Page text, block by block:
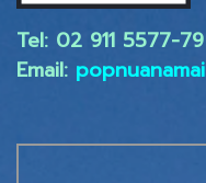
Tel: 02 ​911 5577-79
Email: